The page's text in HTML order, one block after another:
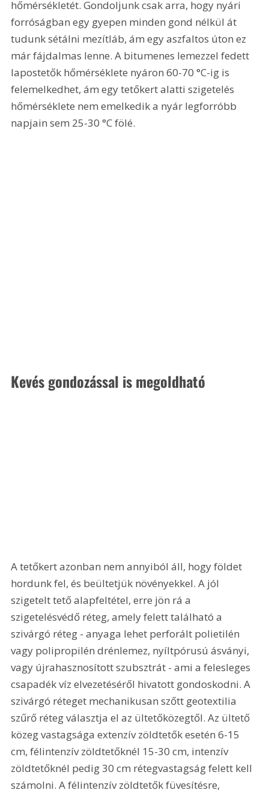
hőmérsékletét. Gondoljunk csak arra, hogy nyári
forróságban egy gyepen minden gond nélkül át
tudunk sétálni mezítláb, ám egy aszfaltos úton ez
már fájdalmas lenne. A bitumenes lemezzel fedett
lapostetők hőmérséklete nyáron 60-70 °C-ig is
felemelkedhet, ám egy tetőkert alatti szigetelés
hőmérséklete nem emelkedik a nyár legforróbb
napjain sem 25-30 °C fölé.
Kevés gondozással is megoldható
A tetőkert azonban nem annyiból áll, hogy földet
hordunk fel, és beültetjük növényekkel. A jól
szigetelt tető alapfeltétel, erre jön rá a
szigetelésvédő réteg, amely felett található a
szivárgó réteg - anyaga lehet perforált polietilén
vagy polipropilén drénlemez, nyíltpórusú ásványi,
vagy újrahasznosított szubsztrát - ami a felesleges
csapadék víz elvezetéséről hivatott gondoskodni. A
szivárgó réteget mechanikusan szőtt geotextilia
szűrő réteg választja el az ültetőközegtől. Az ültető
közeg vastagsága extenzív zöldtetők esetén 6-15
cm, félintenzív zöldtetőknél 15-30 cm, intenzív
zöldtetőknél pedig 30 cm rétegvastagság felett kell
számolni. A félintenzív zöldtetők füvesítésre,